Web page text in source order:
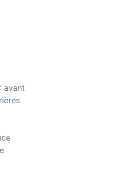
avant